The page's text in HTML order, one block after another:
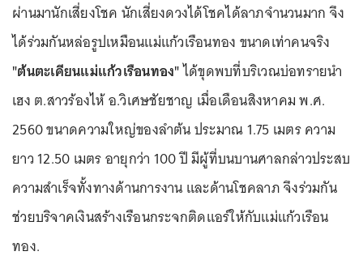
ผ่านมานักเสี่ยงโชค นักเสี่ยงดวงได้โชคได้ลาภจำนวนมาก จึง
ได้ร่วมกันหล่อรูปเหมือนแม่แก้วเรือนทอง ขนาดเท่าคนจริง
"ต้นตะเคียนแม่แก้วเรือนทอง"ได้ขุดพบที่บริเวณบ่อทรายนำ
เฮง ต.สาวร้องไห้ อ.วิเศษชัยชาญ เมื่อเดือนสิงหาคม พ.ศ.
2560 ขนาดความใหญ่ของลำต้น ประมาณ 1.75 เมตร ความ
ยาว 12.50 เมตร อายุกว่า 100 ปี มีผู้ที่บนบานศาลกล่าวประสบ
ความสำเร็จทั้งทางด้านการงาน และด้านโชคลาภ จึงร่วมกัน
ช่วยบริจาคเงินสร้างเรือนกระจกติดแอร์ให้กับแม่แก้วเรือน
ทอง.